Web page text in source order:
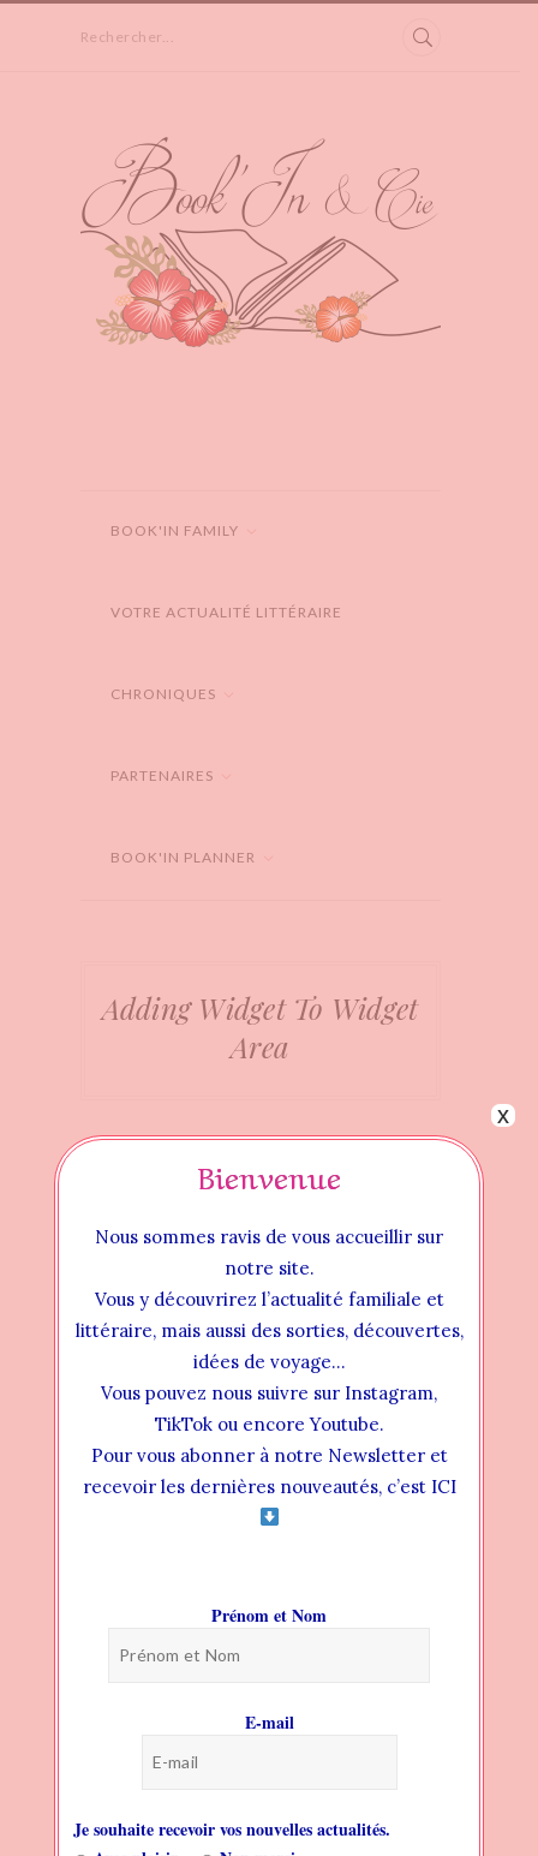
Rechercher...
BOOK'IN FAMILY
VOTRE ACTUALITÉ LITTÉRAIRE
CHRONIQUES
PARTENAIRES
BOOK'IN PLANNER
Adding Widget To Widget
Area
Instructional Videos
THEME STYLES
Bienvenue
Nous sommes ravis de vous accueillir sur
notre site.
Vous y découvrirez l’actualité familiale et
littéraire, mais aussi des sorties, découvertes,
idées de voyage…
Vous pouvez nous suivre sur Instagram,
TikTok ou encore Youtube.
Pour vous abonner à notre Newsletter et
recevoir les dernières nouveautés, c’est ICI
Prénom et Nom
E-mail
Je souhaite recevoir vos nouvelles actualités.
x